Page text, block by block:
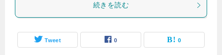
続きを読む
Tweet 0 0